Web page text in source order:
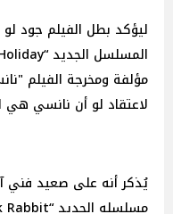
ليؤكد بطل الفيلم جود
مؤلفة ومخرجة الفيلم
لاعتقاد لو أن نانسي هي
يُذكر أنه على صعيد فني